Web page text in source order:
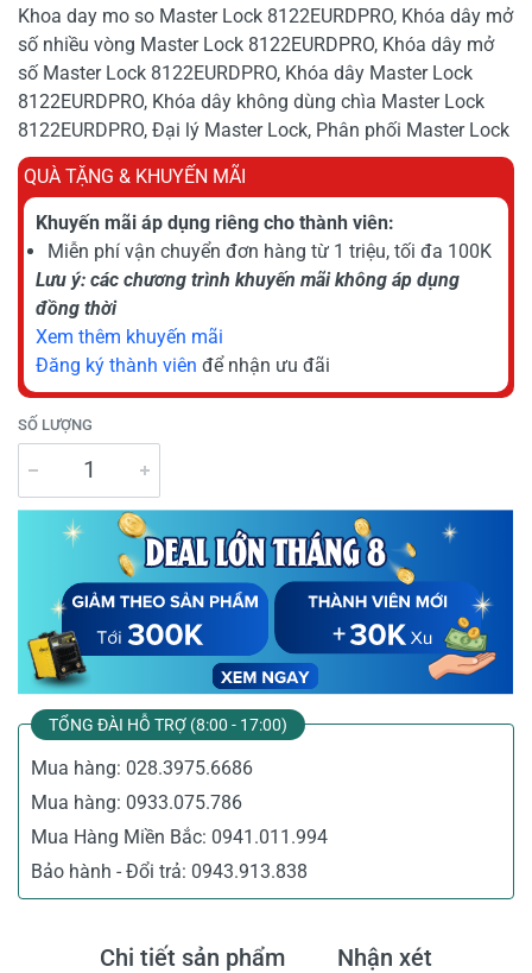
Khoa day mo so Master Lock 8122EURDPRO, Khóa dây mở
số nhiều vòng Master Lock 8122EURDPRO, Khóa dây mở
số Master Lock 8122EURDPRO, Khóa dây Master Lock
8122EURDPRO, Khóa dây không dùng chìa Master Lock
8122EURDPRO, Đại lý Master Lock, Phân phối Master Lock
QUÀ TẶNG & KHUYẾN MÃI
Khuyến mãi áp dụng riêng cho thành viên:
Miễn phí vận chuyển đơn hàng từ 1 triệu, tối đa 100K
Lưu ý: các chương trình khuyến mãi không áp dụng
đồng thời
Xem thêm khuyến mãi
Đăng ký thành viên để nhận ưu đãi
SỐ LƯỢNG
TỔNG ĐÀI HỖ TRỢ (8:00 - 17:00)
Mua hàng: 028.3975.6686
Mua hàng: 0933.075.786
Mua Hàng Miền Bắc: 0941.011.994
Bảo hành - Đổi trả: 0943.913.838
Chi tiết sản phẩm Nhận xét